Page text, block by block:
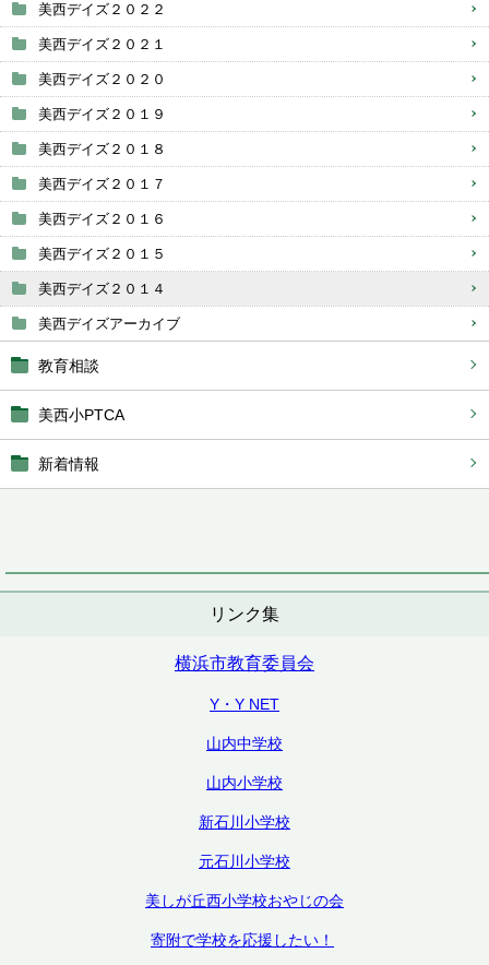
美西デイズ２０２２
美西デイズ２０２１
美西デイズ２０２０
美西デイズ２０１９
美西デイズ２０１８
美西デイズ２０１７
美西デイズ２０１６
美西デイズ２０１５
美西デイズ２０１４
美西デイズアーカイブ
教育相談
美西小PTCA
新着情報
リンク集
横浜市教育委員会
Y・Y NET
山内中学校
山内小学校
新石川小学校
元石川小学校
美しが丘西小学校おやじの会
寄附で学校を応援したい！